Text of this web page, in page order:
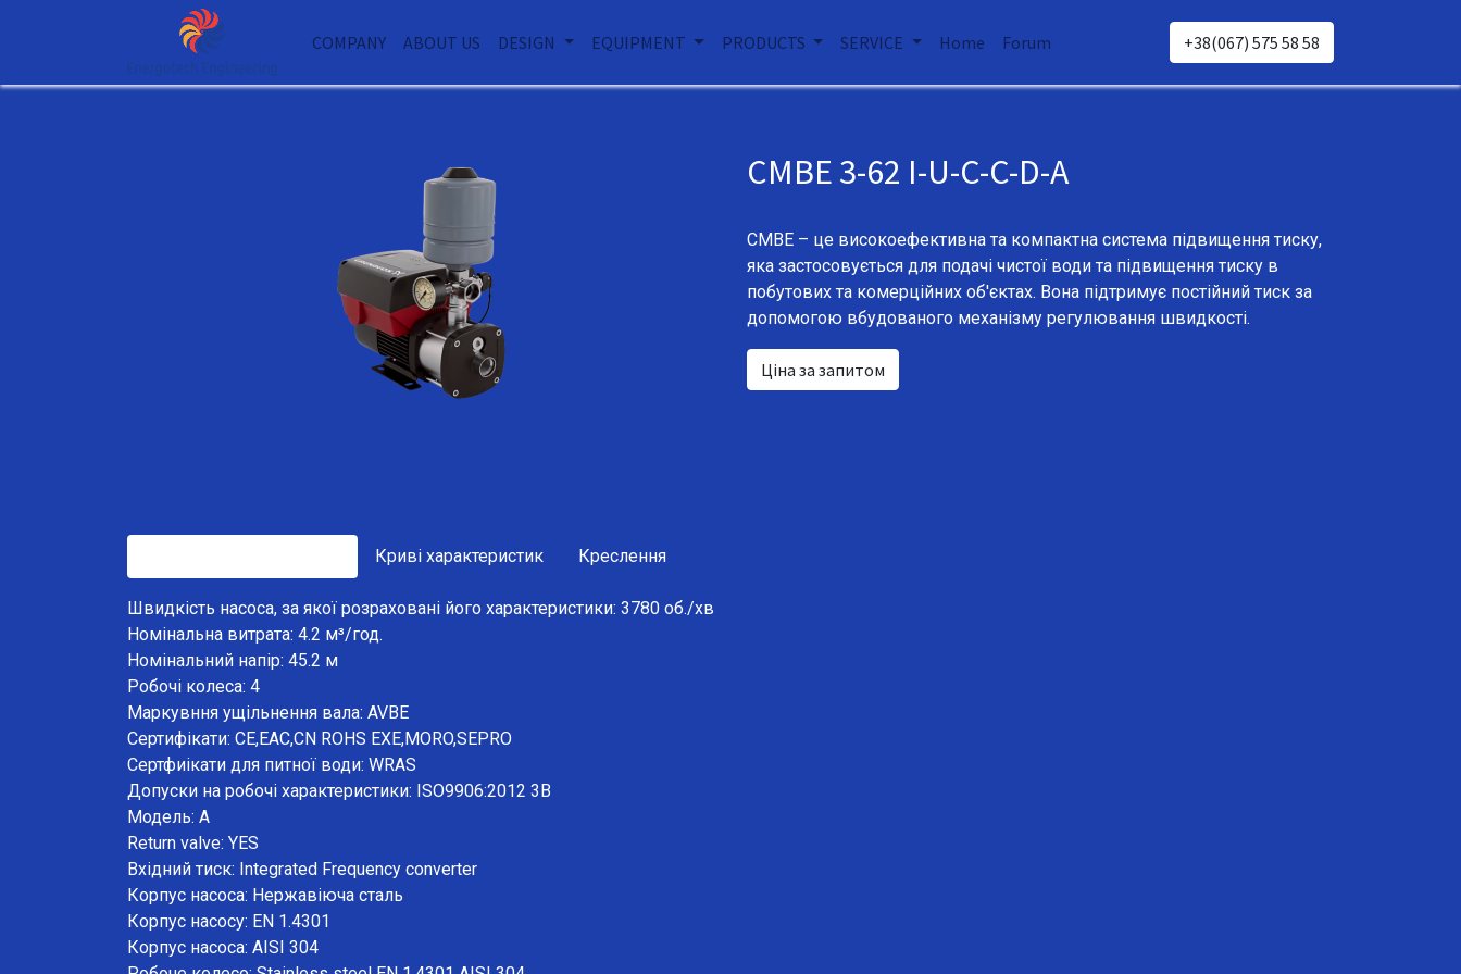
COMPANY ABOUT US DESIGN EQUIPMENT PRODUCTS SERVICE Home Forum +38(067) 575 58 58
CMBE 3-62 I-U-C-C-D-A
CMBE – це високоефективна та компактна система підвищення тиску,
яка застосовується для подачі чистої води та підвищення тиску в
побутових та комерційних об'єктах. Вона підтримує постійний тиск за
допомогою вбудованого механізму регулювання швидкості.
Ціна за запитом
Криві характеристик Креслення
Швидкість насоса, за якої розраховані його характеристики: 3780 об./хв
Номінальна витрата: 4.2 м³/год.
Номінальний напір: 45.2 м
Робочі колеса: 4
Маркувння ущільнення вала: AVBE
Сертифікати: CE,EAC,CN ROHS EXE,MORO,SEPRO
Сертфиікати для питної води: WRAS
Допуски на робочі характеристики: ISO9906:2012 3B
Модель: A
Return valve: YES
Вхідний тиск: Integrated Frequency converter
Корпус насоса: Нержавіюча сталь
Корпус насосу: EN 1.4301
Корпус насоса: AISI 304